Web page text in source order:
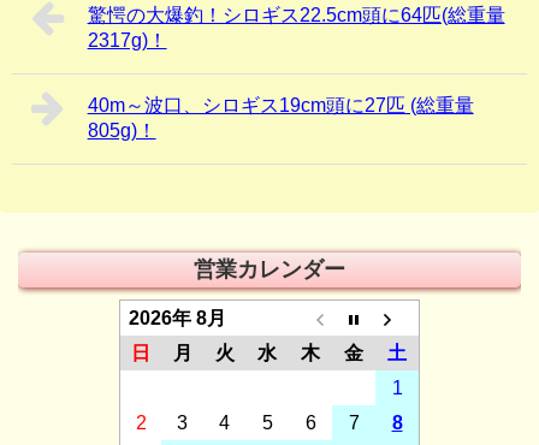
驚愕の大爆釣！シロギス22.5cm頭に64匹(総重量
2317g)！
40m～波口、シロギス19cm頭に27匹 (総重量
805g)！
営業カレンダー
2026年 8月
日
月 火 水 木 金
土
1
2
3 4 5 6 7
8